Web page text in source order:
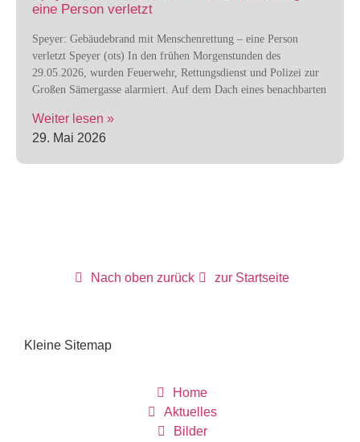
eine Person verletzt
Speyer: Gebäudebrand mit Menschenrettung – eine Person
verletzt Speyer (ots) In den frühen Morgenstunden des
29.05.2026, wurden Feuerwehr, Rettungsdienst und Polizei zur
Großen Sämergasse alarmiert. Auf dem Dach eines benachbarten
Weiter lesen »
29. Mai 2026
Nach oben zurück zur Startseite
Kleine Sitemap
Home
Aktuelles
Bilder